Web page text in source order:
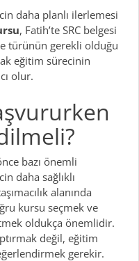
daha planlı ilerlemesi
, Fatih’te SRC belgesi
türünün gerekli olduğu
eğitim sürecinin
olur.
bazı önemli
daha sağlıklı
alanında
kursu seçmek ve
oldukça önemlidir.
değil, eğitim
gerekir.